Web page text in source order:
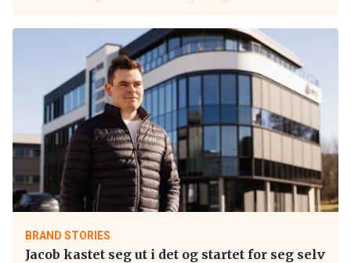
BRAND STORIES
Jacob kastet seg ut i det og startet for seg selv